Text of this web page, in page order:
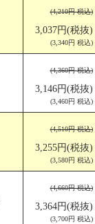
(4,210円 税込)
3,037円(税抜)
(3,340円 税込)
(4,360円 税込)
3,146円(税抜)
(3,460円 税込)
(4,510円 税込)
3,255円(税抜)
(3,580円 税込)
(4,660円 税込)
3,364円(税抜)
(3,700円 税込)